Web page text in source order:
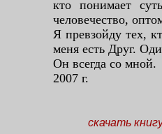
кто понимает
человечество,
Я превзойду тех,
меня есть Друг.
Он всегда со мной.
2007 г.
скачать